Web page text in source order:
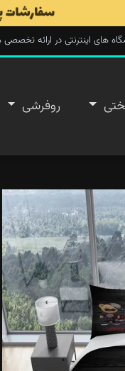
اینترنتی در ارائه تخصصی محصولات
روفرشی